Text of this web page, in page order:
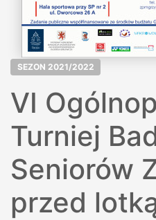
SEZON 2021/2022
VI
Turniej
Seniorów
przed